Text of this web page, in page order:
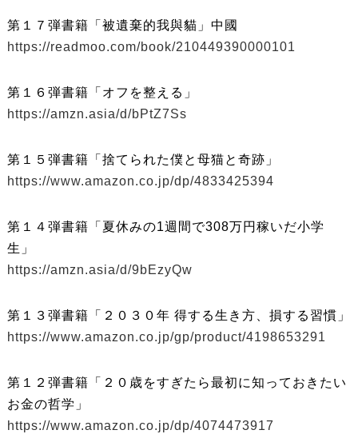
第１７弾書籍「被遺棄的我與貓」中國
https://readmoo.com/book/210449390000101
第１６弾書籍「オフを整える」
https://amzn.asia/d/bPtZ7Ss
第１５弾書籍「捨てられた僕と母猫と奇跡」
https://www.amazon.co.jp/dp/4833425394
第１４弾書籍「夏休みの1週間で308万円稼いだ小学
生」
https://amzn.asia/d/9bEzyQw
第１３弾書籍「２０３０年 得する生き方、損する習慣」
https://www.amazon.co.jp/gp/product/4198653291
第１２弾書籍「２０歳をすぎたら最初に知っておきたい
お金の哲学」
https://www.amazon.co.jp/dp/4074473917